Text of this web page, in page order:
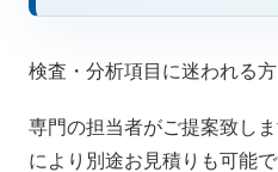
検査・分析項目に迷われる
専門の担当者がご提案致し
により別途お見積りも可能で